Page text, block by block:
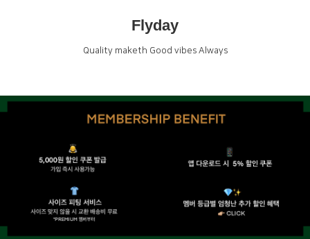
Flyday
Quality maketh Good vibes Always